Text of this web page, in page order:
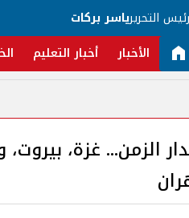
رئيس التحريرياسر بركات
الأخبار أخبار التعليم
الزمن... غزة،